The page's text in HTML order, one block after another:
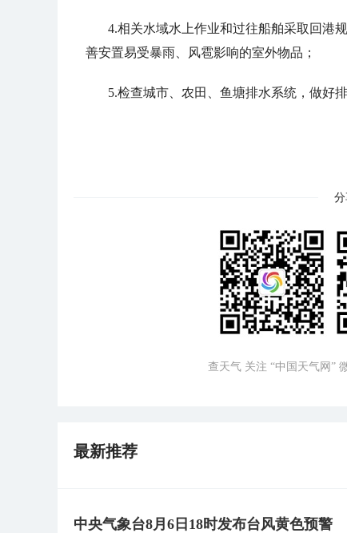
4.相关水域水上作业和过往船舶采取回港
善安置易受暴雨、风雹影响的室外物品；
5.检查城市、农田、鱼塘排水系统，做好
分
查天气 关注 “中国天气网”
最新推荐
中央气象台8月6日18时发布台风黄色预警